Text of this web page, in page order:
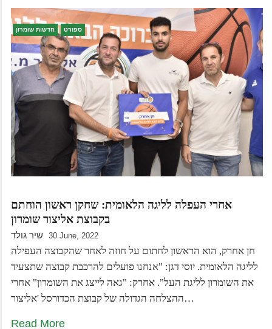
חדשות שומרון ספורט
אחרי העפלה לליגה הלאומית: שחקן ראשון הוחתם
בקבוצת אליצור שומרון
שיר גולד 30 June, 2022
חן אחרק, הוא הראשון לחתום על חוזה לאחר שהקבוצה העפילה
לליגה הלאומית. יוסי דגן: "אנחנו פועלים להרכבת קבוצה שתצעיד
את השומרון לליגת העל". אחרק: "גאה לייצג את השומרון" אחרי
ההצלחה הגדולה של קבוצת הכדורסל 'אליצור…
Read More